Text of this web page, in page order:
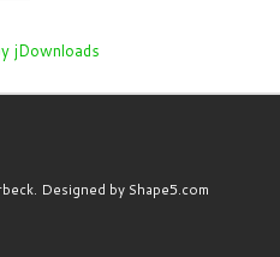
jDownloads
Designed by Shape5.com